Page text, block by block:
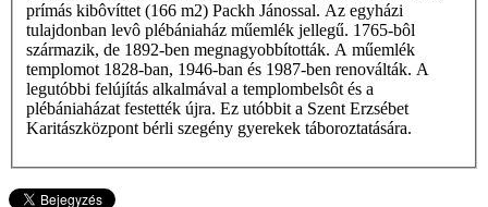
prímás kibôvíttet (166 m2) Packh Jánossal. Az egyházi
tulajdonban levô plébániaház műemlék jellegű. 1765-bôl
származik, de 1892-ben megnagyobbították. A műemlék
templomot 1828-ban, 1946-ban és 1987-ben renoválták. A
legutóbbi felújítás alkalmával a templombelsôt és a
plébániaházat festették újra. Ez utóbbit a Szent Erzsébet
Karitászközpont bérli szegény gyerekek táboroztatására.